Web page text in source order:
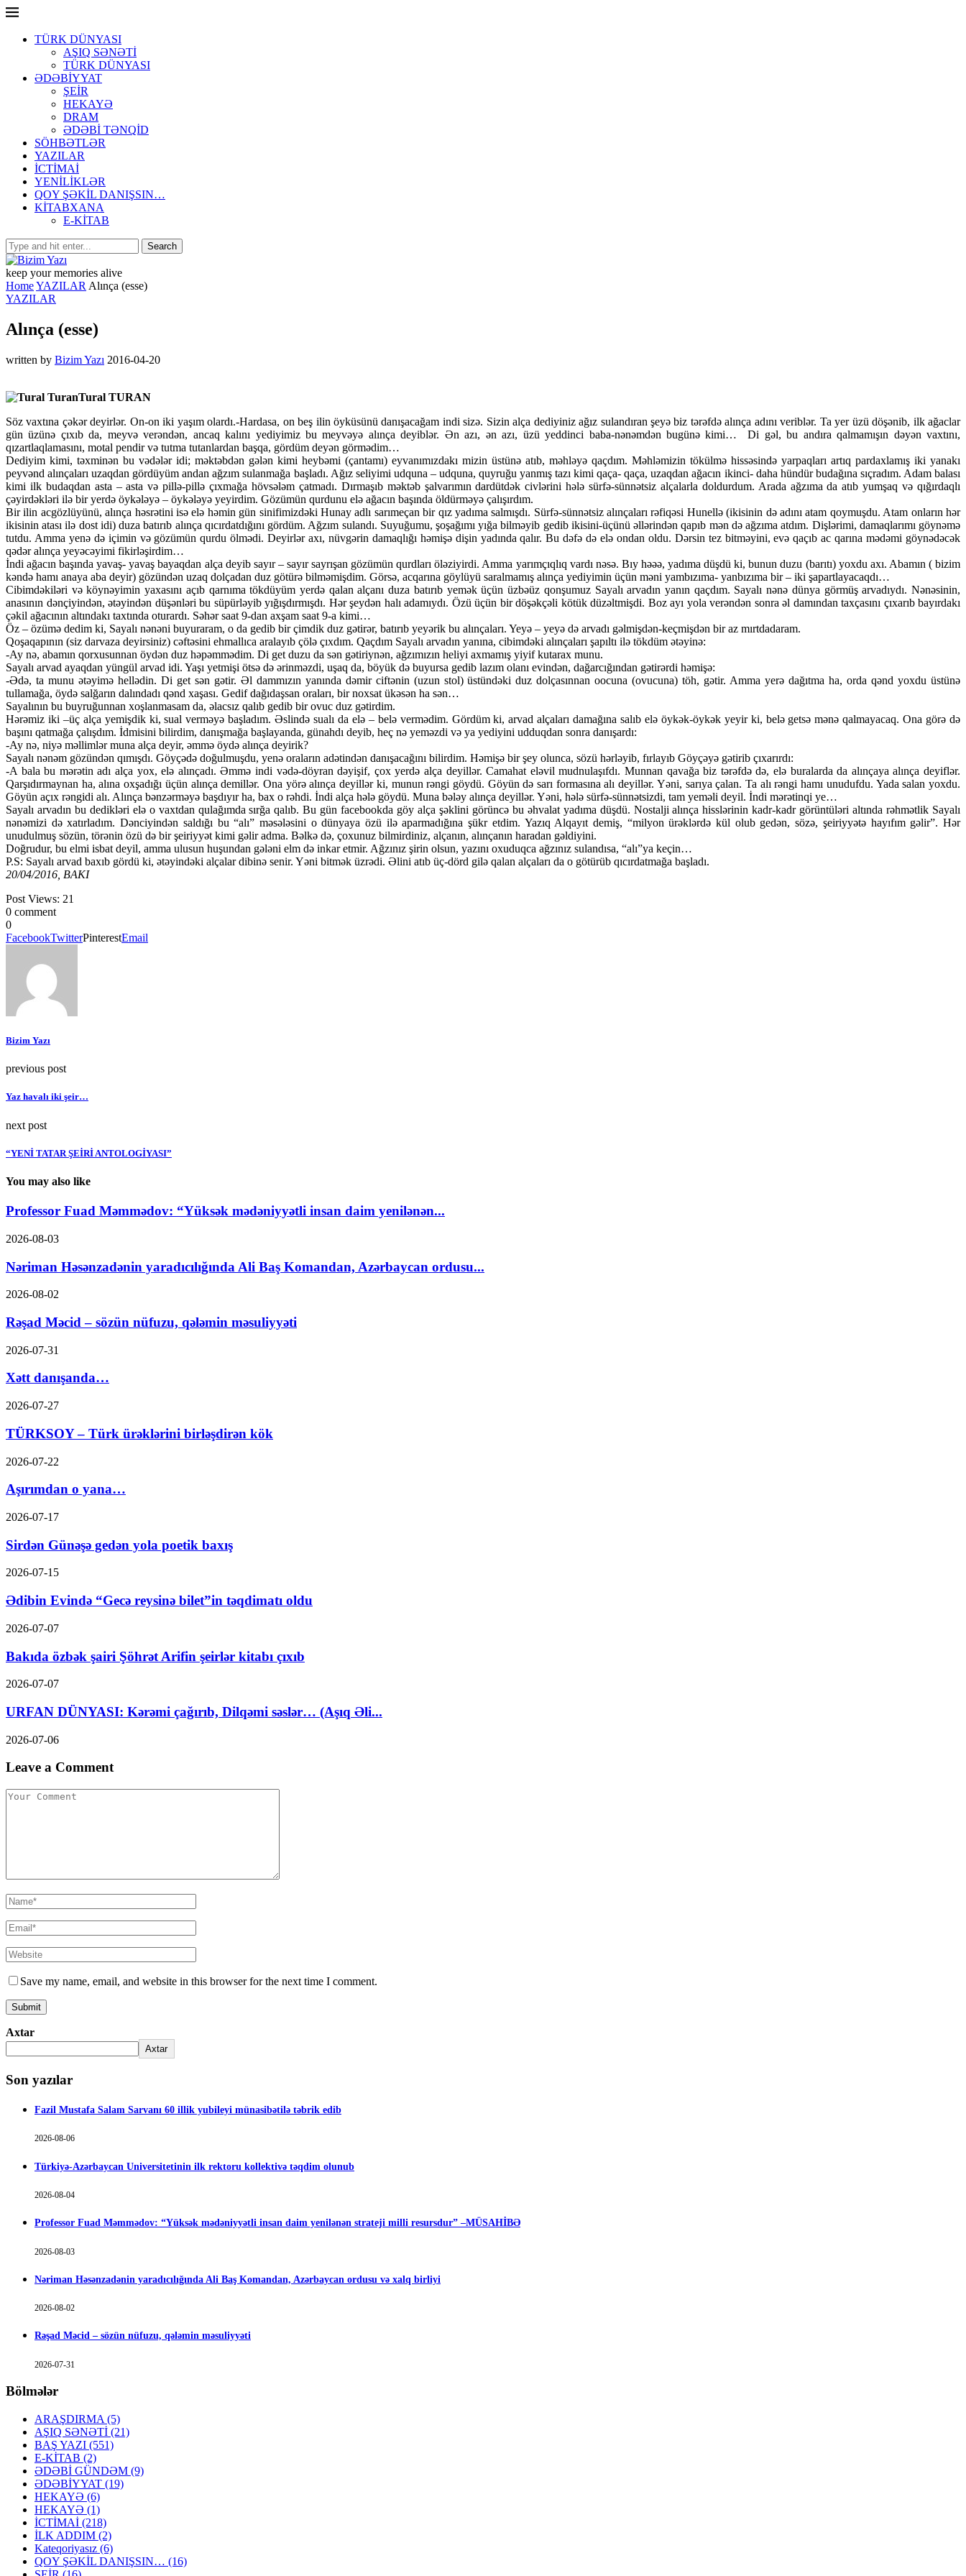
TÜRK DÜNYASI
AŞIQ SƏNƏTİ
TÜRK DÜNYASI
ƏDƏBİYYAT
ŞEİR
HEKAYƏ
DRAM
ƏDƏBİ TƏNQİD
SÖHBƏTLƏR
YAZILAR
İCTİMAİ
YENİLİKLƏR
QOY ŞƏKİL DANIŞSIN…
KİTABXANA
E-KİTAB
keep your memories alive
HomeYAZILAR Alınça (esse)
YAZILAR
Alınça (esse)
written by Bizim Yazı 2016-04-20
Tural TURAN
Söz vaxtına çəkər deyirlər. On-on iki yaşım olardı.-Hardasa, on beş ilin öyküsünü danışacağam indi sizə. Sizin alça dediyiniz ağız sulandıran şeyə biz tərəfdə alınça adını veriblər. Ta yer üzü döşənib, ilk ağaclar
gün üzünə çıxıb da, meyvə verəndən, ancaq kalını yediyimiz bu meyvəyə alınça deyiblər. Ən azı, ən azı, üzü yeddinci baba-nənəmdən bugünə kimi… Di gəl, bu andıra qalmamışın dəyən vaxtını,
qızartlaqlamasını, motal pendir və tutma tutanlardan başqa, gördüm deyən görmədim…
Dediyim kimi, təxminən bu vədələr idi; məktəbdən gələn kimi heybəmi (çantamı) eyvanımızdakı mizin üstünə atıb, məhləyə qaçdım. Məhləmizin tökülmə hissəsində yarpaqları artıq pardaxlamış iki yanakı
peyvənd alınçaları uzaqdan gördüyüm andan ağzım sulanmağa başladı. Ağız seliyimi udquna – udquna, quyruğu yanmış tazı kimi qaça- qaça, uzaqdan ağacın ikinci- daha hündür budağına sıçradım. Adam balası
kimi ilk budaqdan asta – asta və pillə-pillə çıxmağa hövsələm çatmadı. Dırmaşıb məktəb şalvarımın dardütdək civlərini hələ sürfə-sünnətsiz alçalarla doldurdum. Arada ağzıma da atıb yumşaq və qığırdaqlı
çəyirdəkləri ilə bir yerdə öykələyə – öykələyə yeyirdim. Gözümün qurdunu elə ağacın başında öldürməyə çalışırdım.
Bir ilin acgözlüyünü, alınça həsrətini isə elə həmin gün sinifimizdəki Hunay adlı sarımeçan bir qız yadıma salmışdı. Sürfə-sünnətsiz alınçaları rəfiqəsi Hunellə (ikisinin də adını atam qoymuşdu. Atam onların hər
ikisinin atası ilə dost idi) duza batırıb alınça qıcırdatdığını gördüm. Ağzım sulandı. Suyuğumu, şoşağımı yığa bilməyib gedib ikisini-üçünü əllərindən qapıb mən də ağzıma atdım. Dişlərimi, damaqlarımı göynəmə
tutdu. Amma yenə də içimin və gözümün qurdu ölmədi. Deyirlər axı, nüvgərin damaqlığı həmişə dişin yadında qalır. Bu dəfə də elə ondan oldu. Dərsin tez bitməyini, evə qaçıb ac qarına mədəmi göynədəcək
qədər alınça yeyəcəyimi fikirləşirdim…
İndi ağacın başında yavaş- yavaş bayaqdan alça deyib sayır – sayır sayrışan gözümün qurdları öləziyirdi. Amma yarımçıqlıq vardı nəsə. Bıy həəə, yadıma düşdü ki, bunun duzu (barıtı) yoxdu axı. Abamın ( bizim
kəndə hamı anaya aba deyir) gözündən uzaq dolçadan duz götürə bilməmişdim. Görsə, acqarına göylüyü saralmamış alınça yediyimin üçün məni yambızıma- yanbızıma bir – iki şapartlayacaqdı…
Cibimdəkiləri və köynəyimin yaxasını açıb qarnıma tökdüyüm yerdə qalan alçanı duza batırıb yemək üçün üzbəüz qonşumuz Sayalı arvadın yanın qaçdım. Sayalı nənə dünya görmüş arvadıydı. Nənəsinin,
anasının dənçiyindən, ətəyindən düşənləri bu süpürləyib yığışdırmışdı. Hər şeydən halı adamıydı. Özü üçün bir döşəkçəli kötük düzəltmişdi. Boz ayı yola verəndən sonra əl damından taxçasını çıxarıb bayırdakı
çəkil ağacının altındakı taxtında oturardı. Səhər saat 9-dan axşam saat 9-a kimi…
Öz – özümə dedim ki, Sayalı nənəni buyuraram, o da gedib bir çimdik duz gətirər, batırıb yeyərik bu alınçaları. Yeyə – yeyə də arvadı gəlmişdən-keçmişdən bir az mırtdadaram.
Qoşaqapının (siz darvaza deyirsiniz) cəftəsini ehmallıca aralayıb çölə çıxdım. Qaçdım Sayalı arvadın yanına, cibimdəki alınçaları şapıltı ilə tökdüm ətəyinə:
-Ay nə, abamın qorxusunnan öydən duz həpəmmədim. Di get duzu da sən gətiriynən, ağzımızın heliyi axmamış yiyif kutarax munu.
Sayalı arvad ayaqdan yüngül arvad idi. Yaşı yetmişi ötsə də ərinməzdi, uşaq da, böyük də buyursa gedib lazım olanı evindən, dağarcığından gətirərdi həmişə:
-Ədə, ta munu ətəyimə hellədin. Di get sən gətir. Əl dammızın yanında dəmir ciftənin (uzun stol) üstündəki duz dolçasınnan oocuna (ovucuna) töh, gətir. Amma yerə dağıtma ha, orda qənd yoxdu üstünə
tullamağa, öydə salğarın dalındadı qənd xaşası. Gedif dağıdaşsan oraları, bir noxsat ükəsən ha sən…
Sayalının bu buyruğunnan xoşlanmasam da, əlacsız qalıb gedib bir ovuc duz gətirdim.
Hərəmiz iki –üç alça yemişdik ki, sual verməyə başladım. Əslində sualı da elə – belə vermədim. Gördüm ki, arvad alçaları damağına salıb elə öykək-öykək yeyir ki, belə getsə mənə qalmayacaq. Ona görə də
başını qatmağa çalışdım. İdmisini bilirdim, danışmağa başlayanda, günahdı deyib, heç nə yeməzdi və ya yediyini udduqdan sonra danışardı:
-Ay nə, niyə məllimlər muna alça deyir, əmmə öydə alınça deyirik?
Sayalı nənəm gözündən qımışdı. Göyçədə doğulmuşdu, yenə oraların adətindən danışacağını bilirdim. Həmişə bir şey olunca, sözü hərləyib, fırlayıb Göyçəyə gətirib çıxarırdı:
-A bala bu mərətin adı alça yox, elə alınçadı. Əmmə indi vədə-döyran dəyişif, çox yerdə alça deyillər. Camahat eləvil mudnulaşıfdı. Munnan qavağa biz tərəfdə də, elə buralarda da alınçaya alınça deyiflər.
Qarşıdırmaynan ha, alına oxşadığı üçün alınça demillər. Ona yörə alınça deyillər ki, munun rəngi göydü. Göyün də sarı formasına alı deyillər. Yəni, sarıya çalan. Ta alı rəngi hamı unudufdu. Yada salan yoxdu.
Göyün açıx rəngidi alı. Alınça bənzərməyə başdıyır ha, bax o rəhdi. İndi alça hələ göydü. Muna bələy alınça deyillər. Yəni, hələ sürfə-sünnətsizdi, tam yeməli deyil. İndi mərətinqi ye…
Sayalı arvadın bu dedikləri elə o vaxtdan qulağımda sırğa qalıb. Bu gün facebookda göy alça şəklini görüncə bu əhvalat yadıma düşdü. Nostalji alınça hisslərinin kadr-kadr görüntüləri altında rəhmətlik Sayalı
nənəmizi də xatırladım. Dənciyindən saldığı bu “alı” məsələsini o dünyaya özü ilə aparmadığına şükr etdim. Yazıq Alqayıt demiş, “milyon ürəklərdə kül olub gedən, sözə, şeiriyyətə hayıfım gəlir”. Hər
unudulmuş sözün, törənin özü də bir şeiriyyət kimi gəlir adma. Bəlkə də, çoxunuz bilmirdiniz, alçanın, alınçanın haradan gəldiyini.
Doğrudur, bu elmi isbat deyil, amma ulusun huşundan gələni elm də inkar etmir. Ağzınız şirin olsun, yazını oxuduqca ağzınız sulandısa, “alı”ya keçin…
P.S: Sayalı arvad baxıb gördü ki, ətəyindəki alçalar dibinə senir. Yəni bitmək üzrədi. Əlini atıb üç-dörd gilə qalan alçaları da o götürüb qıcırdatmağa başladı.
20/04/2016, BAKI
Post Views: 21
0 comment
0
FacebookTwitterPinterestEmail
Bizim Yazı
previous post
Yaz havalı iki şeir…
next post
“YENİ TATAR ŞEİRİ ANTOLOGİYASI”
You may also like
Professor Fuad Məmmədov: “Yüksək mədəniyyətli insan daim yenilənən...
2026-08-03
Nəriman Həsənzadənin yaradıcılığında Ali Baş Komandan, Azərbaycan ordusu...
2026-08-02
Rəşad Məcid – sözün nüfuzu, qələmin məsuliyyəti
2026-07-31
Xətt danışanda…
2026-07-27
TÜRKSOY – Türk ürəklərini birləşdirən kök
2026-07-22
Aşırımdan o yana…
2026-07-17
Sirdən Günəşə gedən yola poetik baxış
2026-07-15
Ədibin Evində “Gecə reysinə bilet”in təqdimatı oldu
2026-07-07
Bakıda özbək şairi Şöhrət Arifin şeirlər kitabı çıxıb
2026-07-07
URFAN DÜNYASI: Kərəmi çağırıb, Dilqəmi səslər… (Aşıq Əli...
2026-07-06
Leave a Comment
Save my name, email, and website in this browser for the next time I comment.
Axtar
Axtar
Son yazılar
Fazil Mustafa Salam Sarvanı 60 illik yubileyi münasibətilə təbrik edib
2026-08-06
Türkiyə-Azərbaycan Universitetinin ilk rektoru kollektivə təqdim olunub
2026-08-04
Professor Fuad Məmmədov: “Yüksək mədəniyyətli insan daim yenilənən strateji milli resursdur” –MÜSAHİBƏ
2026-08-03
Nəriman Həsənzadənin yaradıcılığında Ali Baş Komandan, Azərbaycan ordusu və xalq birliyi
2026-08-02
Rəşad Məcid – sözün nüfuzu, qələmin məsuliyyəti
2026-07-31
Bölmələr
ARAŞDIRMA (5)
AŞIQ SƏNƏTİ (21)
BAŞ YAZI (551)
E-KİTAB (2)
ƏDƏBİ GÜNDƏM (9)
ƏDƏBİYYAT (19)
HEKAYƏ (6)
HEKAYƏ (1)
İCTİMAİ (218)
İLK ADDIM (2)
Kateqoriyasız (6)
QOY ŞƏKİL DANIŞSIN… (16)